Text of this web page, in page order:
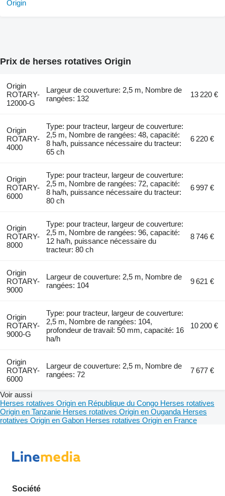
Prix de herses rotatives Origin
Origin
ROTARY-
12000-G
Largeur de couverture: 2,5 m, Nombre de
rangées: 132
13 220 €
Origin
ROTARY-
4000
Type: pour tracteur, largeur de couverture:
2,5 m, Nombre de rangées: 48, capacité:
8 ha/h, puissance nécessaire du tracteur:
65 ch
6 220 €
Origin
ROTARY-
6000
Type: pour tracteur, largeur de couverture:
2,5 m, Nombre de rangées: 72, capacité:
8 ha/h, puissance nécessaire du tracteur:
80 ch
6 997 €
Origin
ROTARY-
8000
Type: pour tracteur, largeur de couverture:
2,5 m, Nombre de rangées: 96, capacité:
12 ha/h, puissance nécessaire du
tracteur: 80 ch
8 746 €
Origin
ROTARY-
9000
Largeur de couverture: 2,5 m, Nombre de
rangées: 104
9 621 €
Origin
ROTARY-
9000-G
Type: pour tracteur, largeur de couverture:
2,5 m, Nombre de rangées: 104,
profondeur de travail: 50 mm, capacité: 16
ha/h
10 200 €
Origin
ROTARY-
6000
Largeur de couverture: 2,5 m, Nombre de
rangées: 72
7 677 €
Voir aussi
Herses rotatives Origin en République du Congo Herses rotatives
Origin en Tanzanie Herses rotatives Origin en Ouganda Herses
rotatives Origin en Gabon Herses rotatives Origin en France
Société